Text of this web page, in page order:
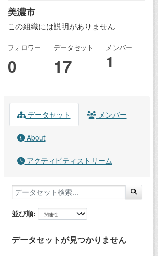
美濃市
この組織には説明がありません
フォロワー
0
データセット
17
メンバー
1
データセット メンバー
About
アクティビティストリーム
並び順
データセットが見つかりません